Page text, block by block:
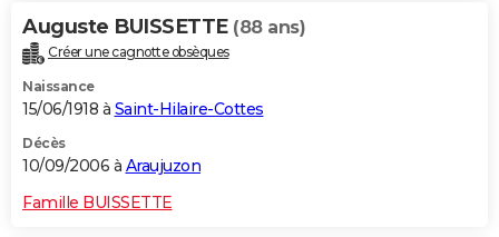
Auguste BUISSETTE (88 ans)
Créer une cagnotte obsèques
Naissance
15/06/1918 à Saint-Hilaire-Cottes
Décès
10/09/2006 à Araujuzon
Famille BUISSETTE